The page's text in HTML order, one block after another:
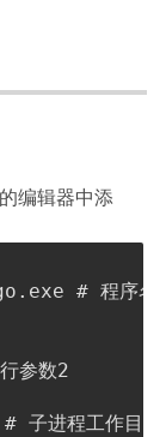
编辑器中添
# 程序名
参数2
# 子进程工作目录